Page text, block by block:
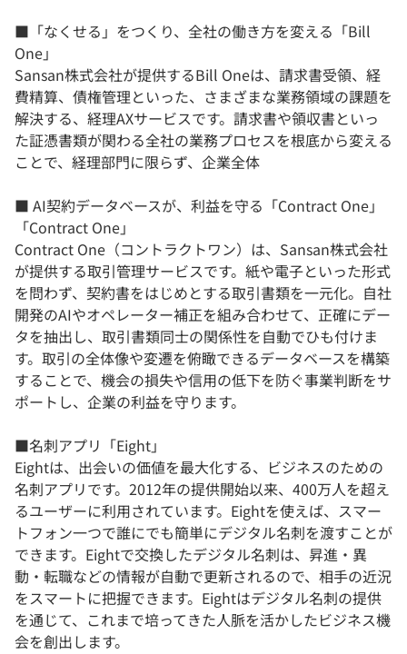
■「なくせる」をつくり、全社の働き方を変える「Bill
One」
Sansan株式会社が提供するBill Oneは、請求書受領、経
費精算、債権管理といった、さまざまな業務領域の課題を
解決する、経理AXサービスです。請求書や領収書といっ
た証憑書類が関わる全社の業務プロセスを根底から変える
ことで、経理部門に限らず、企業全体
■ AI契約データベースが、利益を守る「Contract One」
「Contract One」
Contract One（コントラクトワン）は、Sansan株式会社
が提供する取引管理サービスです。紙や電子といった形式
を問わず、契約書をはじめとする取引書類を一元化。自社
開発のAIやオペレーター補正を組み合わせて、正確にデー
タを抽出し、取引書類同士の関係性を自動でひも付けま
す。取引の全体像や変遷を俯瞰できるデータベースを構築
することで、機会の損失や信用の低下を防ぐ事業判断をサ
ポートし、企業の利益を守ります。
■名刺アプリ「Eight」
Eightは、出会いの価値を最大化する、ビジネスのための
名刺アプリです。2012年の提供開始以来、400万人を超え
るユーザーに利用されています。Eightを使えば、スマー
トフォン一つで誰にでも簡単にデジタル名刺を渡すことが
できます。Eightで交換したデジタル名刺は、昇進・異
動・転職などの情報が自動で更新されるので、相手の近況
をスマートに把握できます。Eightはデジタル名刺の提供
を通じて、これまで培ってきた人脈を活かしたビジネス機
会を創出します。